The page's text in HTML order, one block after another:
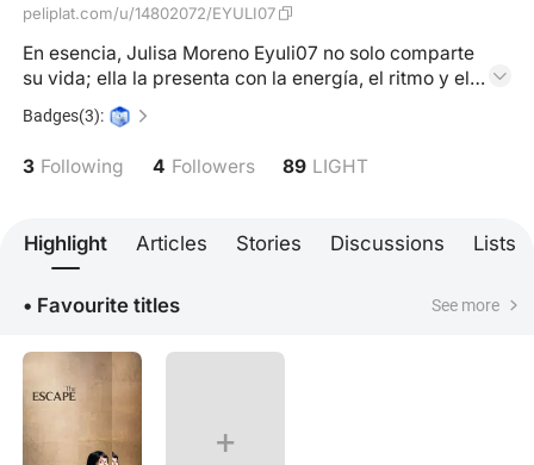
peliplat.com/u/14802072/EYULI07
​En esencia, Julisa Moreno Eyuli07 no solo comparte
su vida; ella la presenta con la energía, el ritmo y el
corazón cálido y creadora de Eyuli07 imaginación e
historias única Dominicana
Badges(3):
3 Following 4 Followers 89 LIGHT
Highlight Articles Stories Discussions Lists
• Favourite titles See more
+